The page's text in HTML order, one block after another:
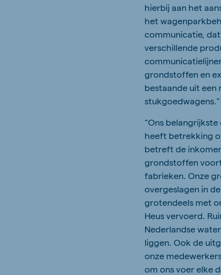
hierbij aan het
het
communicatie,
verschillende
grondstoffen en
bestaande uit
stukgoedwagens."
“Ons
heeft betrekking
betreft de
grondstoffen
fabrieken. Onze
overgeslagen in
grotendeels met
Heus vervoerd.
Nederlandse
liggen. Ook de
onze
om ons voer elke